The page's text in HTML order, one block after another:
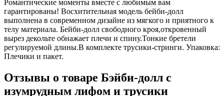
Романтические моменты вместе с любимым вам
гарантированы! Восхитительная модель бейби-долл
выполнена в современном дизайне из мягкого и приятного к
телу материала. Бейби-долл свободного кроя,откровенный
вырез декольте обнажает плечи и спину.Тонкие бретели
регулируемой длины.В комплекте трусики-стринги. Упаковка:
Плечики и пакет.
Отзывы о товаре Бэйби-долл с
изумрудным лифом и трусики